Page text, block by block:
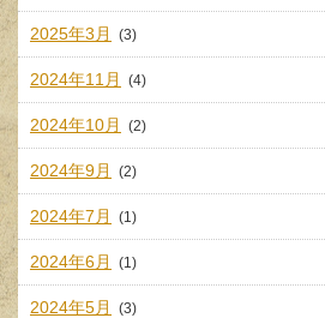
2025年3月 (3)
2024年11月 (4)
2024年10月 (2)
2024年9月 (2)
2024年7月 (1)
2024年6月 (1)
2024年5月 (3)